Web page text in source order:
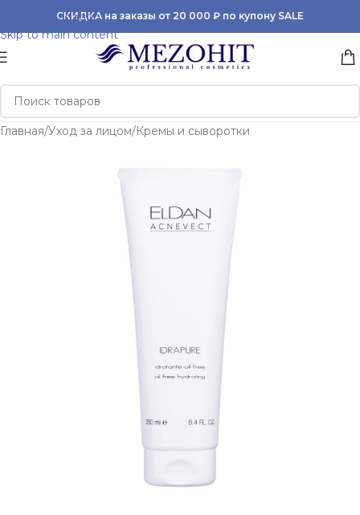
Skip to navigation
Skip to main content
СКИДКА на заказы от 20 000 ₽ по купону SALE
Главная/Уход за лицом/Кремы и сыворотки